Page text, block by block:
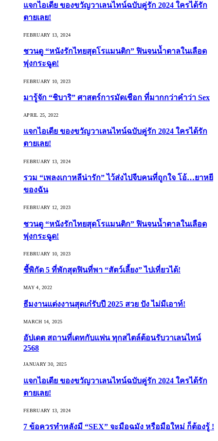
แจกไอเดีย ของขวัญวาเลนไทน์ฉบับคู่รัก 2024 ใครได้รัก
ตายเลย!
FEBRUARY 13, 2024
ชวนดู “หนังรักไทยสุดโรแมนติก” ฟินจนน้ำตาลในเลือด
พุ่งกระฉูด!
FEBRUARY 10, 2023
มารู้จัก “ชิบาริ” ศาสตร์การมัดเชือก ที่มากกว่าคำว่า Sex
APRIL 25, 2022
แจกไอเดีย ของขวัญวาเลนไทน์ฉบับคู่รัก 2024 ใครได้รัก
ตายเลย!
FEBRUARY 13, 2024
รวม “เพลงเกาหลีน่ารัก” ไว้ส่งไปจีบคนที่ถูกใจ โอ้…ยาหยี
ของฉัน
FEBRUARY 12, 2023
ชวนดู “หนังรักไทยสุดโรแมนติก” ฟินจนน้ำตาลในเลือด
พุ่งกระฉูด!
FEBRUARY 10, 2023
ชี้พิกัด 5 ที่พักสุดฟินที่พา “สัตว์เลี้ยง” ไปเที่ยวได้!
MAY 4, 2022
ธีมงานแต่งงานสุดเก๋รับปี 2025 สวย ปัง ไม่มีเอาท์!
MARCH 14, 2025
อัปเดต สถานที่เดทกับแฟน ทุกสไตล์ต้อนรับวาเลนไทน์
2568
JANUARY 30, 2025
แจกไอเดีย ของขวัญวาเลนไทน์ฉบับคู่รัก 2024 ใครได้รัก
ตายเลย!
FEBRUARY 13, 2024
7 ข้อควรทำหลังมี “SEX” จะมือฉมัง หรือมือใหม่ ก็ต้องรู้ !